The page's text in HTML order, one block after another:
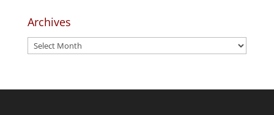
Archives
Archives